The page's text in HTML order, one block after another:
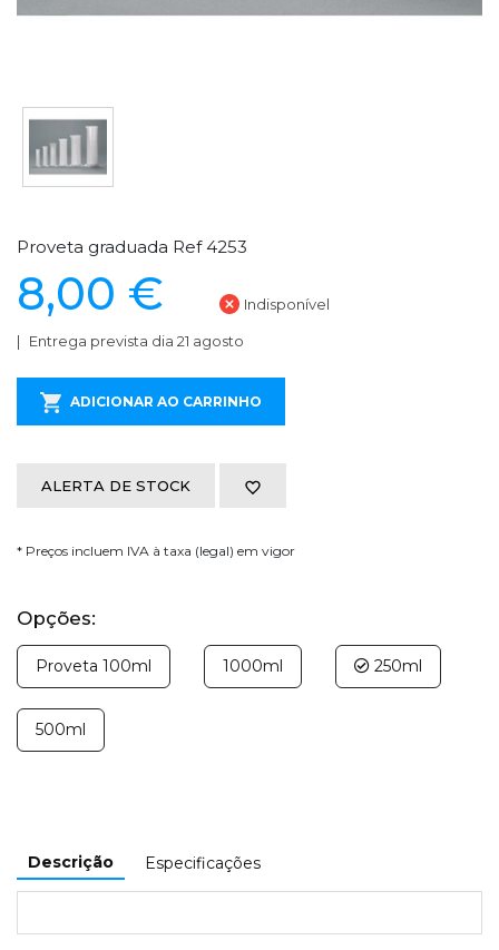
Proveta graduada Ref 4253
8,00 € Indisponível
Entrega prevista dia 21 agosto
ADICIONAR AO CARRINHO
ALERTA DE STOCK
* Preços incluem IVA à taxa (legal) em vigor
Opções:
Proveta 100ml 1000ml 250ml
500ml
Descrição Especificações